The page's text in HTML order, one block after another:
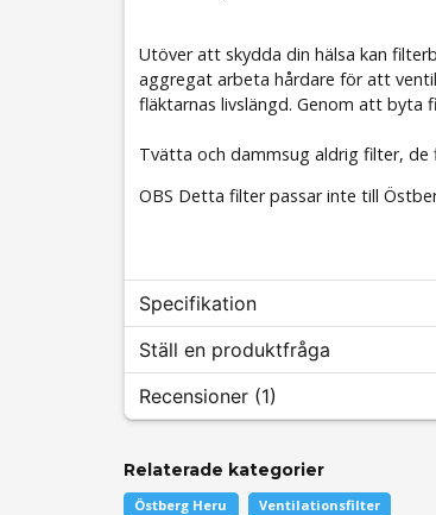
Utöver att skydda din hälsa kan
aggregat arbeta hårdare för att
fläktarnas livslängd. Genom att byta
Tvätta och dammsug aldrig filter,
OBS Detta filter passar inte till
Specifikation
Filterspecifikation
Passar till
Antal filter i paketet
Ställ en produktfråga
Recensioner (1)
Kjell-Åke
Relaterade kategorier
Östberg Heru Ventilationsfilter